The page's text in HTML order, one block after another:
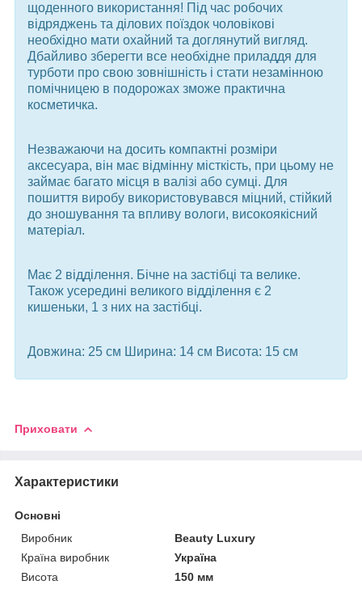
щоденного використання! Під час робочих
відряджень та ділових поїздок чоловікові
необхідно мати охайний та доглянутий вигляд.
Дбайливо зберегти все необхідне приладдя для
турботи про свою зовнішність і стати незамінною
помічницею в подорожах зможе практична
косметичка.
Незважаючи на досить компактні розміри
аксесуара, він має відмінну місткість, при цьому не
займає багато місця в валізі або сумці. Для
пошиття виробу використовувався міцний, стійкий
до зношування та впливу вологи, високоякісний
матеріал.
Має 2 відділення. Бічне на застібці та велике.
Також усередині великого відділення є 2
кишеньки, 1 з них на застібці.
Довжина: 25 см Ширина: 14 см Висота: 15 см
Приховати
Характеристики
Основні
Виробник
Beauty Luxury
Країна виробник
Україна
Висота
150 мм